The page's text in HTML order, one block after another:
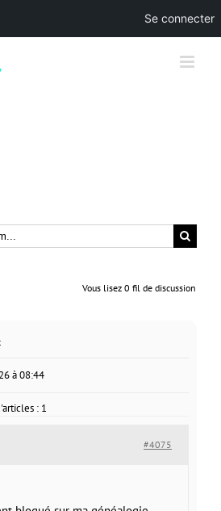
Vous lisez 0 fil de discussion
à 08:44
: 1
#4075
Se connecter